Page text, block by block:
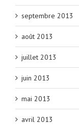
septembre 2013
août 2013
juillet 2013
juin 2013
mai 2013
avril 2013